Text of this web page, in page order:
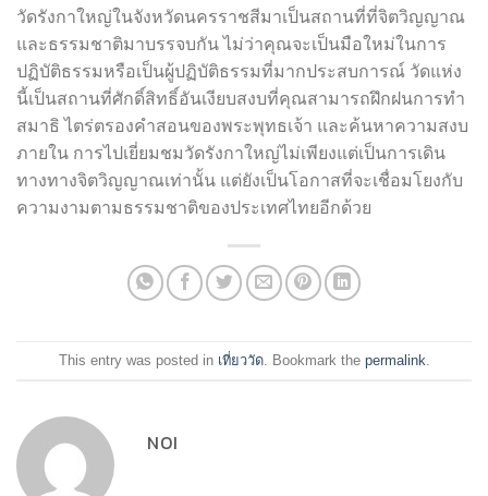
วัดรังกาใหญ่ในจังหวัดนครราชสีมาเป็นสถานที่ที่จิตวิญญาณ
และธรรมชาติมาบรรจบกัน ไม่ว่าคุณจะเป็นมือใหม่ในการ
ปฏิบัติธรรมหรือเป็นผู้ปฏิบัติธรรมที่มากประสบการณ์ วัดแห่ง
นี้เป็นสถานที่ศักดิ์สิทธิ์อันเงียบสงบที่คุณสามารถฝึกฝนการทำ
สมาธิ ไตร่ตรองคำสอนของพระพุทธเจ้า และค้นหาความสงบ
ภายใน การไปเยี่ยมชมวัดรังกาใหญ่ไม่เพียงแต่เป็นการเดิน
ทางทางจิตวิญญาณเท่านั้น แต่ยังเป็นโอกาสที่จะเชื่อมโยงกับ
ความงามตามธรรมชาติของประเทศไทยอีกด้วย
This entry was posted in เที่ยววัด. Bookmark the permalink
NOI